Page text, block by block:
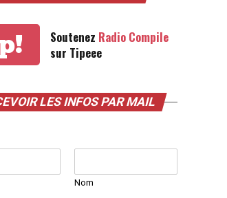
Soutenez Radio Compile
sur Tipeee
LES INFOS PAR MAIL
Nom